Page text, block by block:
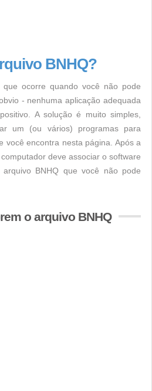
BNHQ?
ocorre quando você não pode
- nenhuma aplicação adequada
A solução é muito simples,
um (ou vários) programas para
você encontra nesta página. Após a
deve associar o software
BNHQ que você não pode
o arquivo BNHQ